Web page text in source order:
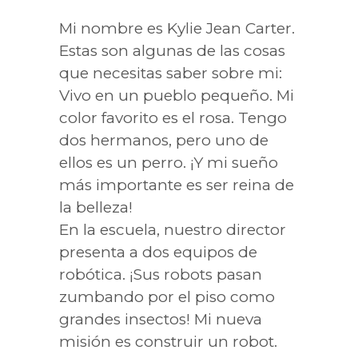
Mi nombre es Kylie Jean Carter.
Estas son algunas de las cosas
que necesitas saber sobre mi:
Vivo en un pueblo pequeño. Mi
color favorito es el rosa. Tengo
dos hermanos, pero uno de
ellos es un perro. ¡Y mi sueño
más importante es ser reina de
la belleza!
En la escuela, nuestro director
presenta a dos equipos de
robótica. ¡Sus robots pasan
zumbando por el piso como
grandes insectos! Mi nueva
misión es construir un robot.